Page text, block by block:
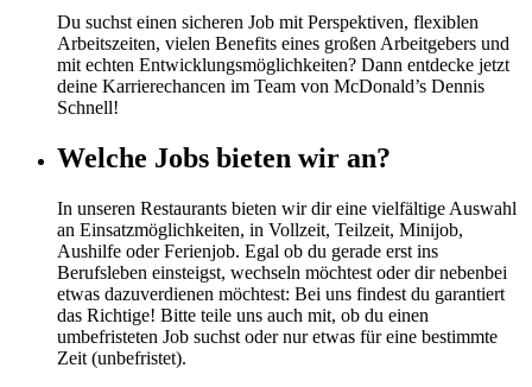
Du suchst einen sicheren Job mit Perspektiven, flexiblen
Arbeitszeiten, vielen Benefits eines großen Arbeitgebers und
mit echten Entwicklungsmöglichkeiten? Dann entdecke jetzt
deine Karrierechancen im Team von McDonald’s Dennis
Schnell!
Welche Jobs bieten wir an?
In unseren Restaurants bieten wir dir eine vielfältige Auswahl
an Einsatzmöglichkeiten, in Vollzeit, Teilzeit, Minijob,
Aushilfe oder Ferienjob. Egal ob du gerade erst ins
Berufsleben einsteigst, wechseln möchtest oder dir nebenbei
etwas dazuverdienen möchtest: Bei uns findest du garantiert
das Richtige! Bitte teile uns auch mit, ob du einen
umbefristeten Job suchst oder nur etwas für eine bestimmte
Zeit (unbefristet).